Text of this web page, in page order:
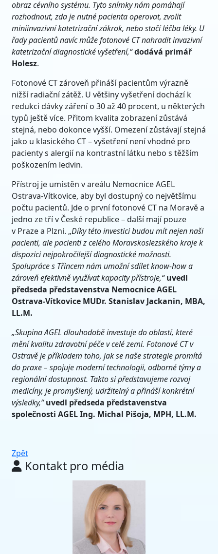
obraz cévního systému. Tyto snímky nám pomáhají
rozhodnout, zda je nutné pacienta operovat, zvolit
miniinvazivní katetrizační zákrok, nebo stačí léčba léky. U
řady pacientů navíc může fotonové CT nahradit invazivní
katetrizační diagnostické vyšetření,“dodává primář
Holesz.
Fotonové CT zároveň přináší pacientům výrazně
nižší radiační zátěž. U většiny vyšetření dochází k
redukci dávky záření o 30 až 40 procent, u některých
typů ještě více. Přitom kvalita zobrazení zůstává
stejná, nebo dokonce vyšší. Omezení zůstávají stejná
jako u klasického CT – vyšetření není vhodné pro
pacienty s alergií na kontrastní látku nebo s těžším
poškozením ledvin.
Přístroj je umístěn v areálu Nemocnice AGEL
Ostrava-Vítkovice, aby byl dostupný co největšímu
počtu pacientů. Jde o první fotonové CT na Moravě a
jedno ze tří v České republice – další mají pouze
v Praze a Plzni. „Díky této investici budou mít nejen naši
pacienti, ale pacienti z celého Moravskoslezského kraje k
dispozici nejpokročilejší diagnostické možnosti.
Spolupráce s Třincem nám umožní sdílet know-how a
zároveň efektivně využívat kapacity přístroje,“ uvedl
předseda představenstva Nemocnice AGEL
Ostrava-Vítkovice MUDr. Stanislav Jackanin, MBA,
LL.M.
„Skupina AGEL dlouhodobě investuje do oblastí, které
mění kvalitu zdravotní péče v celé zemi. Fotonové CT v
Ostravě je příkladem toho, jak se naše strategie promítá
do praxe – spojuje moderní technologii, odborné týmy a
regionální dostupnost. Takto si představujeme rozvoj
medicíny, je promyšlený, udržitelný a přináší konkrétní
výsledky,“uvedl předseda představenstva
společnosti AGEL Ing. Michal Pišoja, MPH, LL.M.
Zpět
Kontakt pro média